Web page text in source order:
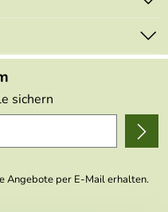
sichern
Angebote per E-Mail erhalten.
Unternehmen
wird in anonymer Form